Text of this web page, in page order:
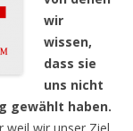
wir
wissen,
dass sie
uns nicht
gewählt haben.